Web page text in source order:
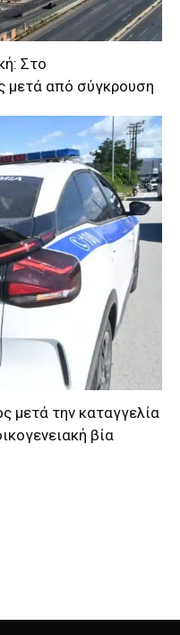
Στο
μετά από σύγκρουση
μετά την καταγγελία
βία